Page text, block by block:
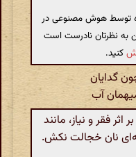
توسط هوش مصنوعی در
به نظرتان نادرست است
کنید.
گدایان
آب
فقر و نیاز، مانند
نان خجالت نکش.